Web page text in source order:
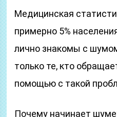
Медицинская
примерно 5%
лично знакомы с
только те, кто
помощью с такой
Почему начинает